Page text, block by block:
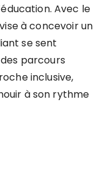
Avec le
à concevoir un
se sent
parcours
inclusive,
à son rythme